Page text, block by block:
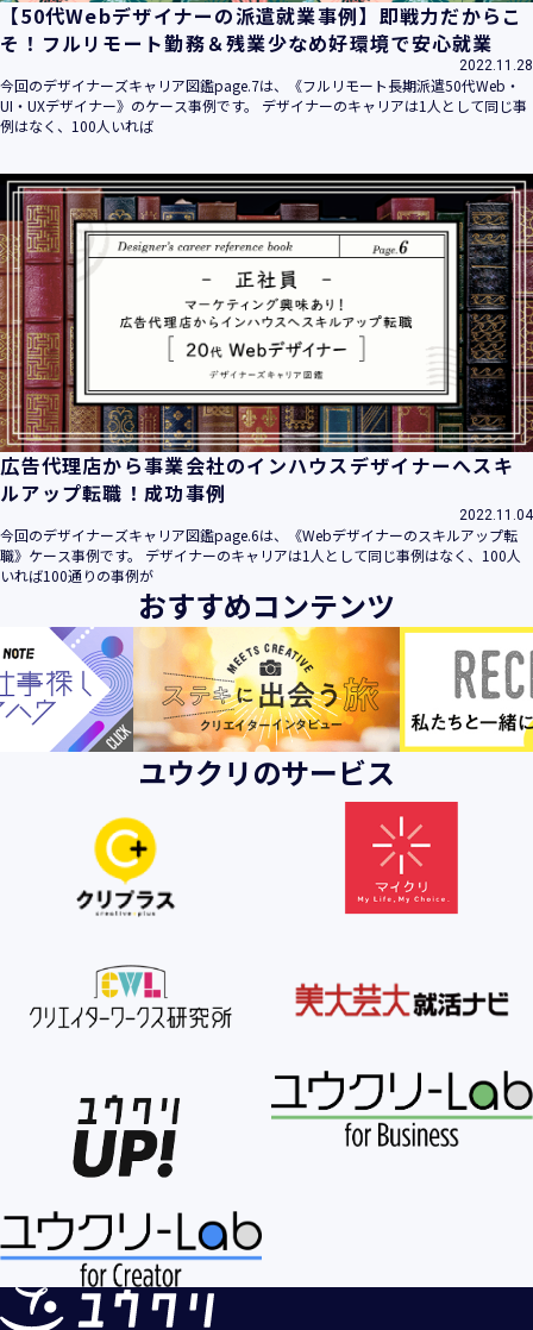
【50代Webデザイナーの派遣就業事例】即戦力だからこ
そ！フルリモート勤務＆残業少なめ好環境で安心就業
2022.11.28
今回のデザイナーズキャリア図鑑page.7は、《フルリモート長期派遣50代Web・
UI・UXデザイナー》のケース事例です。 デザイナーのキャリアは1人として同じ事
例はなく、100人いれば
広告代理店から事業会社のインハウスデザイナーへスキ
ルアップ転職！成功事例
2022.11.04
今回のデザイナーズキャリア図鑑page.6は、《Webデザイナーのスキルアップ転
職》ケース事例です。 デザイナーのキャリアは1人として同じ事例はなく、100人
いれば100通りの事例が
おすすめコンテンツ
ユウクリのサービス